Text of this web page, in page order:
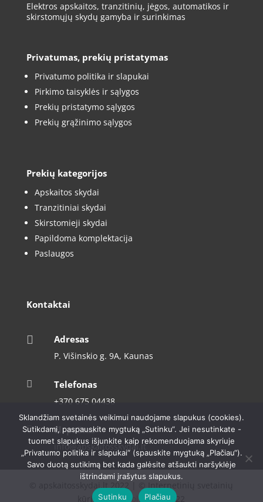
Elektros apskaitos, tranzitinių, jėgos, automatikos ir
skirstomųjų skydų gamyba ir surinkimas
Privatumas, prekių pristatymas
Privatumo politika ir slapukai
Pirkimo taisyklės ir sąlygos
Prekių pristatymo sąlygos
Prekių grąžinimo sąlygos
Prekių kategorijos
Apskaitos skydai
Tranzitiniai skydai
Skirstomieji skydai
Papildoma komplektacija
Paslaugos
Kontaktai
 Adresas
P. Višinskio g. 9A, Kaunas
 Telefonas
+370 675 04438
 El. paštas
info@apskaitosskydai.lt
© apskaitosskydai.lt 2022 | © Internetinių svetainių
kūrimas –Dipolis.com2022
Sklandžiam svetainės veikimui naudojame slapukus (cookies).
Sutikdami, paspauskite mygtuką „Sutinku“. Jei nesutinkate -
tuomet slapukus išjunkite kaip rekomenduojama skyriuje
„Privatumo politika ir slapukai“ (spauskite mygtuką „Plačiau“).
Savo duotą sutikimą bet kada galėsite atšaukti naršyklėje
ištrindami įrašytus slapukus.
Sutinku Plačiau